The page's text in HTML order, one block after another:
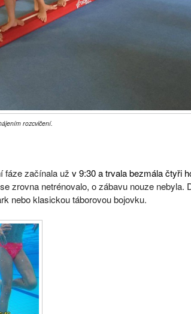
rozcvičení.
fáze začínala už v 9:30 a trvala bezmála čtyři
zrovna netrénovalo, o zábavu nouze nebyla.
nebo klasickou táborovou bojovku.